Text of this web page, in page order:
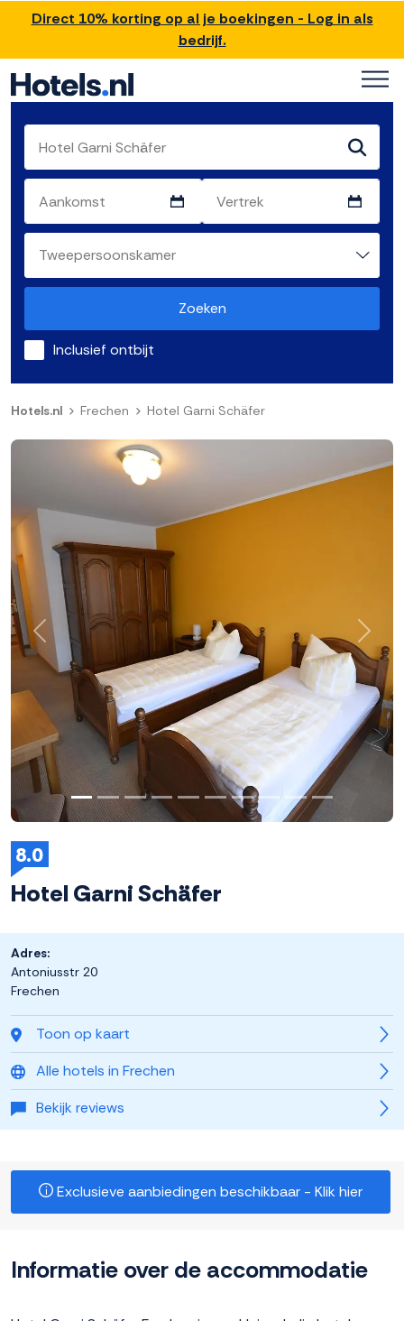
Direct 10% korting op al je boekingen - Log in als
bedrijf.
Zoeken
Inclusief ontbijt
Hotels.nl Frechen Hotel Garni Schäfer
8.0
Hotel Garni Schäfer
Toon op kaart
Alle hotels in Frechen
Bekijk reviews
Adres:
Antoniusstr 20
Frechen
Exclusieve aanbiedingen beschikbaar - Klik hier
Informatie over de accommodatie